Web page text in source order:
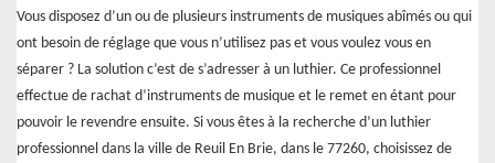
Vous disposez d’un ou de plusieurs instruments de musiques abîmés ou qui
ont besoin de réglage que vous n’utilisez pas et vous voulez vous en
séparer ? La solution c’est de s’adresser à un luthier. Ce professionnel
effectue de rachat d’instruments de musique et le remet en étant pour
pouvoir le revendre ensuite. Si vous êtes à la recherche d’un luthier
professionnel dans la ville de Reuil En Brie, dans le 77260, choisissez de